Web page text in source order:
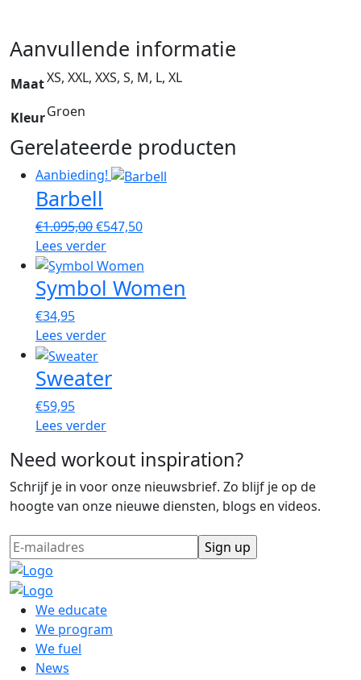
Aanvullende informatie
MaatXS, XXL, XXS, S, M, L, XL
KleurGroen
Gerelateerde producten
Aanbieding!
Barbell
€1.095,00Oorspronkelijke
prijs
was:
€1.095,00.
€547,50Huidige
is:
€547,50.
Lees verder
Symbol Women
€34,95
Lees verder
Sweater
€59,95
Lees verder
Need workout inspiration?
Schrijf je in voor onze nieuwsbrief. Zo blijf je op de
hoogte van onze nieuwe diensten, blogs en videos.
We educate
We program
We fuel
News